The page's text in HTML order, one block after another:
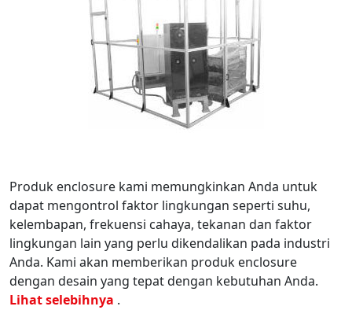
Produk enclosure kami memungkinkan Anda untuk
dapat mengontrol faktor lingkungan seperti suhu,
kelembapan, frekuensi cahaya, tekanan dan faktor
lingkungan lain yang perlu dikendalikan pada industri
Anda. Kami akan memberikan produk enclosure
dengan desain yang tepat dengan kebutuhan Anda.
Lihat selebihnya .